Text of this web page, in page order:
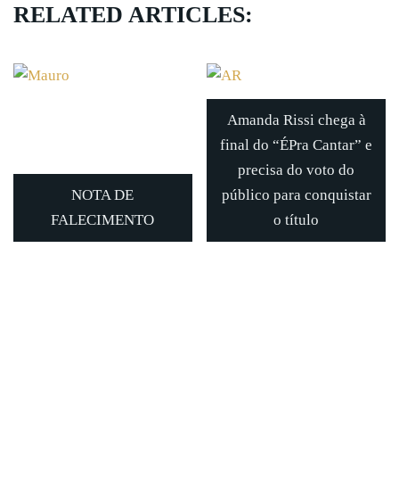
RELATED ARTICLES:
NOTA DE
FALECIMENTO
Amanda Rissi chega à
final do “ÉPra Cantar” e
precisa do voto do
público para conquistar
o título